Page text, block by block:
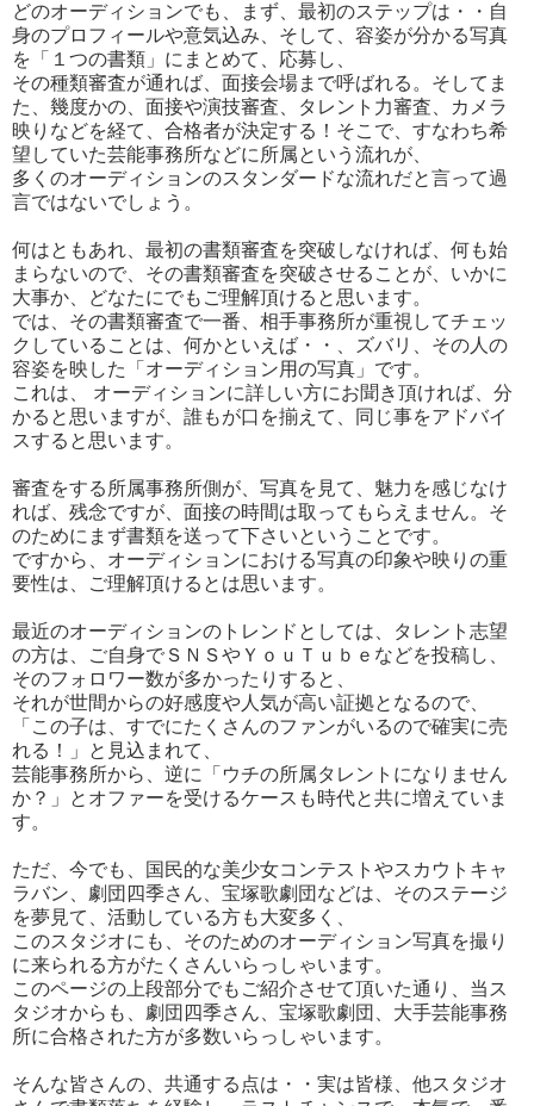
どのオーディションでも、まず、最初のステップは・・自
身のプロフィールや意気込み、そして、容姿が分かる写真
を「１つの書類」にまとめて、応募し、
その種類審査が通れば、面接会場まで呼ばれる。そしてま
た、幾度かの、面接や演技審査、タレント力審査、カメラ
映りなどを経て、合格者が決定する！そこで、すなわち希
望していた芸能事務所などに所属という流れが、
多くのオーディションのスタンダードな流れだと言って過
言ではないでしょう。
何はともあれ、最初の書類審査を突破しなければ、何も始
まらないので、その書類審査を突破させることが、いかに
大事か、どなたにでもご理解頂けると思います。
では、その書類審査で一番、相手事務所が重視してチェッ
クしていることは、何かといえば・・、ズバリ、その人の
容姿を映した「オーディション用の写真」です。
これは、 オーディションに詳しい方にお聞き頂ければ、分
かると思いますが、誰もが口を揃えて、同じ事をアドバイ
スすると思います。
審査をする所属事務所側が、写真を見て、魅力を感じなけ
れば、残念ですが、面接の時間は取ってもらえません。そ
のためにまず書類を送って下さいということです。
ですから、オーディションにおける写真の印象や映りの重
要性は、ご理解頂けるとは思います。
最近のオーディションのトレンドとしては、タレント志望
の方は、ご自身でＳＮＳやＹｏｕＴｕｂｅなどを投稿し、
そのフォロワー数が多かったりすると、
それが世間からの好感度や人気が高い証拠となるので、
「この子は、すでにたくさんのファンがいるので確実に売
れる！」と見込まれて、
芸能事務所から、逆に「ウチの所属タレントになりません
か？」とオファーを受けるケースも時代と共に増えていま
す。
ただ、今でも、国民的な美少女コンテストやスカウトキャ
ラバン、劇団四季さん、宝塚歌劇団などは、そのステージ
を夢見て、活動している方も大変多く、
このスタジオにも、そのためのオーディション写真を撮り
に来られる方がたくさんいらっしゃいます。
このページの上段部分でもご紹介させて頂いた通り、当ス
タジオからも、劇団四季さん、宝塚歌劇団、大手芸能事務
所に合格された方が多数いらっしゃいます。
そんな皆さんの、共通する点は・・実は皆様、他スタジオ